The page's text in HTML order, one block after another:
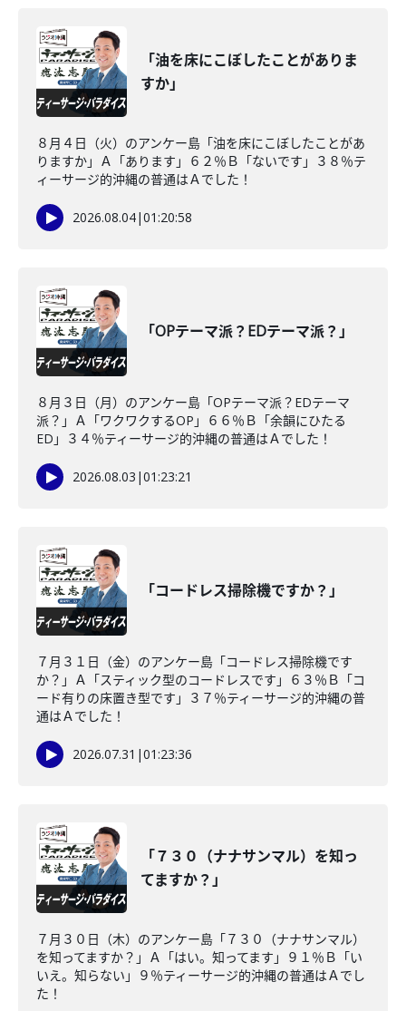
「油を床にこぼしたことがありま
すか」
８月４日（火）のアンケー島「油を床にこぼしたことがあ
りますか」Ａ「あります」６２％Ｂ「ないです」３８％テ
ィーサージ的沖縄の普通はＡでした！
2026.08.04|01:20:58
「OPテーマ派？EDテーマ派？」
８月３日（月）のアンケー島「OPテーマ派？EDテーマ
派？」Ａ「ワクワクするOP」６６％Ｂ「余韻にひたる
ED」３４％ティーサージ的沖縄の普通はＡでした！
2026.08.03 |01:23:21
「コードレス掃除機ですか？」
７月３１日（金）のアンケー島「コードレス掃除機です
か？」Ａ「スティック型のコードレスです」６３％Ｂ「コ
ード有りの床置き型です」３７％ティーサージ的沖縄の普
通はＡでした！
2026.07.31 |01:23:36
「７３０（ナナサンマル）を知っ
てますか？」
７月３０日（木）のアンケー島「７３０（ナナサンマル）
を知ってますか？」Ａ「はい。知ってます」９１％Ｂ「い
いえ。知らない」９％ティーサージ的沖縄の普通はＡでし
た！